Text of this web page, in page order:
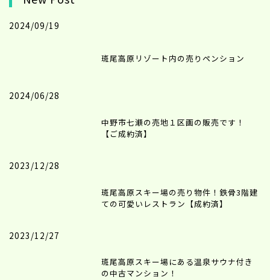
2024/09/19
斑尾高原リゾート内の売りペンション
2024/06/28
中野市七瀬の売地１区画の販売です！
【ご成約済】
2023/12/28
斑尾高原スキー場の売り物件！鉄骨3階建
ての可愛いレストラン【成約済】
2023/12/27
斑尾高原スキー場にある温泉サウナ付き
の中古マンション！